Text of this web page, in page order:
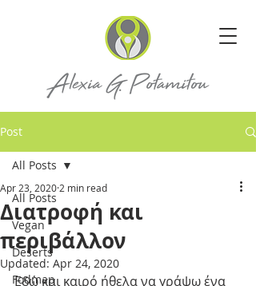
Post
All Posts
Vegan
Deserts
Fodmap
All Posts
Διατροφή και
περιβάλλον
Apr 23, 2020 2 min read
Updated: Apr 24, 2020
Εδώ και καιρό ήθελα να γράψω ένα